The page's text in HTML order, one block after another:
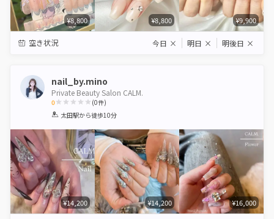
¥8,800 ¥8,800 ¥9,900
空き状況 今日 × 明日 × 明後日 ×
nail_by.mino
Private Beauty Salon CALM.
0
1 2 3 4 5
(0件)
太田駅から徒歩10分
¥14,200 ¥14,200 ¥16,000